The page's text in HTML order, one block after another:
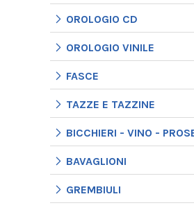
OROLOGIO CD
OROLOGIO VINILE
FASCE
TAZZE E TAZZINE
BICCHIERI - VINO -
BAVAGLIONI
GREMBIULI